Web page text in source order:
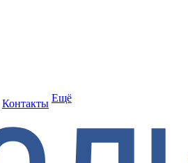
Контакты Ещё